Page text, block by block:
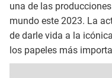
una de las
mundo este 2023. La
de darle vida a la
los papeles más